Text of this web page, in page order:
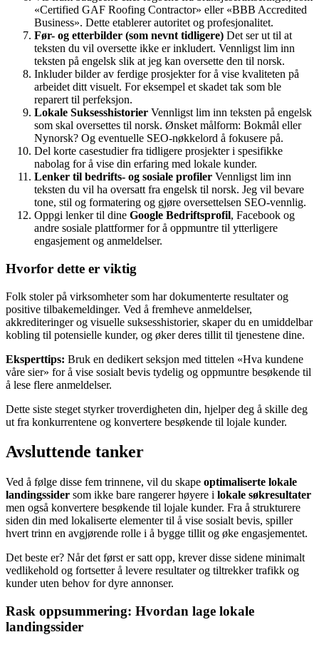
«Certified GAF Roofing Contractor» eller «BBB Accredited
Business». Dette etablerer autoritet og profesjonalitet.
Før- og etterbilder (som nevnt tidligere) Det ser ut til at
teksten du vil oversette ikke er inkludert. Vennligst lim inn
teksten på engelsk slik at jeg kan oversette den til norsk.
Inkluder bilder av ferdige prosjekter for å vise kvaliteten på
arbeidet ditt visuelt. For eksempel et skadet tak som ble
reparert til perfeksjon.
Lokale Suksesshistorier Vennligst lim inn teksten på engelsk
som skal oversettes til norsk. Ønsket målform: Bokmål eller
Nynorsk? Og eventuelle SEO-nøkkelord å fokusere på.
Del korte casestudier fra tidligere prosjekter i spesifikke
nabolag for å vise din erfaring med lokale kunder.
Lenker til bedrifts- og sosiale profiler Vennligst lim inn
teksten du vil ha oversatt fra engelsk til norsk. Jeg vil bevare
tone, stil og formatering og gjøre oversettelsen SEO-vennlig.
Oppgi lenker til dine Google Bedriftsprofil, Facebook og
andre sosiale plattformer for å oppmuntre til ytterligere
engasjement og anmeldelser.
Hvorfor dette er viktig
Folk stoler på virksomheter som har dokumenterte resultater og
positive tilbakemeldinger. Ved å fremheve anmeldelser,
akkrediteringer og visuelle suksesshistorier, skaper du en umiddelbar
kobling til potensielle kunder, og øker deres tillit til tjenestene dine.
Eksperttips: Bruk en dedikert seksjon med tittelen «Hva kundene
våre sier» for å vise sosialt bevis tydelig og oppmuntre besøkende til
å lese flere anmeldelser.
Dette siste steget styrker troverdigheten din, hjelper deg å skille deg
ut fra konkurrentene og konvertere besøkende til lojale kunder.
Avsluttende tanker
Ved å følge disse fem trinnene, vil du skape optimaliserte lokale
landingssider som ikke bare rangerer høyere i lokale søkresultater
men også konvertere besøkende til lojale kunder. Fra å strukturere
siden din med lokaliserte elementer til å vise sosialt bevis, spiller
hvert trinn en avgjørende rolle i å bygge tillit og øke engasjementet.
Det beste er? Når det først er satt opp, krever disse sidene minimalt
vedlikehold og fortsetter å levere resultater og tiltrekker trafikk og
kunder uten behov for dyre annonser.
Rask oppsummering: Hvordan lage lokale
landingssider